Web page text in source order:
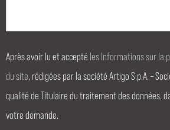
Après avoir lu et accepté les Informations sur la
du site, rédigées par la société Artigo S.p.A. –
qualité de Titulaire du traitement des données,
votre demande.